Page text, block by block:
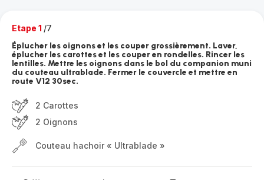
Etape 1 /7
Éplucher les oignons et les couper grossièrement. Laver,
éplucher les carottes et les couper en rondelles. Rincer les
lentilles. Mettre les oignons dans le bol du companion muni
du couteau ultrablade. Fermer le couvercle et mettre en
route V12 30sec.
2 Carottes
2 Oignons
Couteau hachoir « Ultrablade »